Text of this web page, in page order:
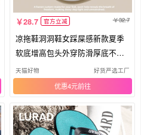
28.7 官方立减 32.7
凉拖鞋洞洞鞋女踩屎感新款夏季
软底增高包头外穿防滑厚底不臭
脚
天猫好物 好货严选工厂
优惠4元